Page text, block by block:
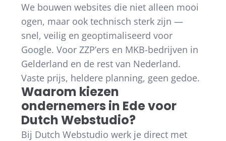
We bouwen websites die niet alleen mooi
ogen, maar ook technisch sterk zijn —
snel, veilig en geoptimaliseerd voor
Google. Voor ZZP’ers en MKB-bedrijven in
Gelderland en de rest van Nederland.
Vaste prijs, heldere planning, geen gedoe.
Waarom kiezen
ondernemers in Ede voor
Dutch Webstudio?
Bij Dutch Webstudio werk je direct met